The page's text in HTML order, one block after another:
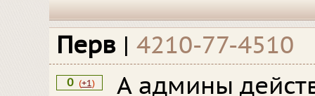
Перв | 4210-77-4510
0 (+1)
А админы